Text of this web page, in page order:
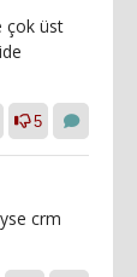
çok üst
5
crm